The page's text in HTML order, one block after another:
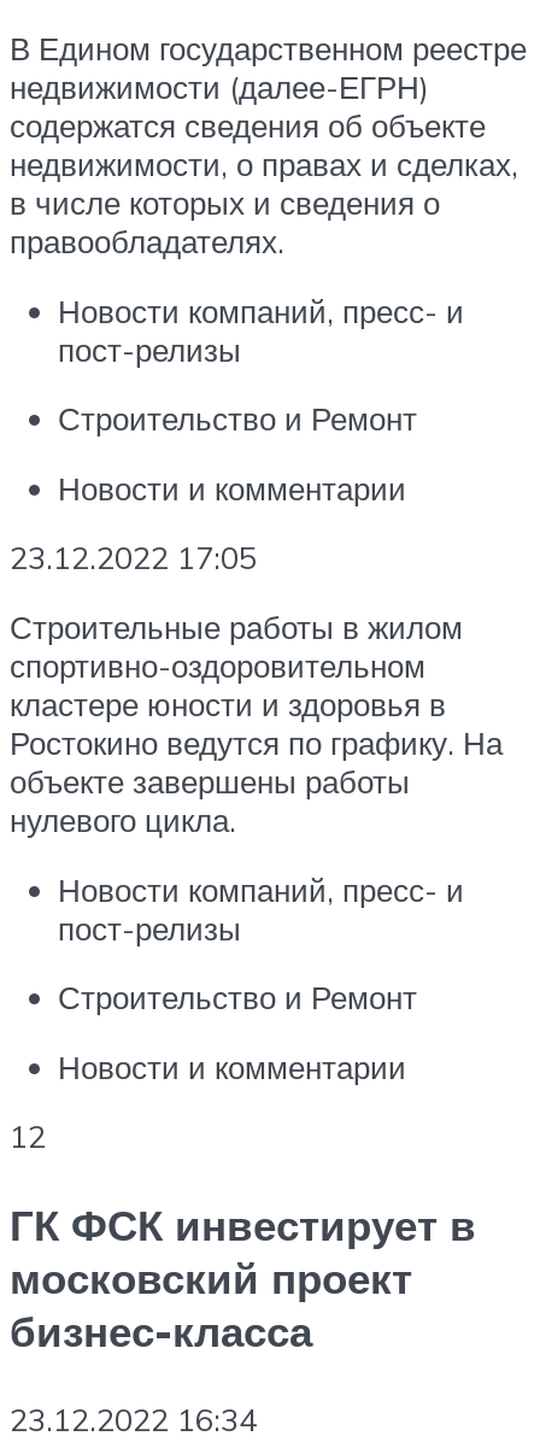
В Едином государственном реестре
недвижимости (далее-ЕГРН)
содержатся сведения об объекте
недвижимости, о правах и сделках,
в числе которых и сведения о
правообладателях.
Новости компаний, пресс- и
пост-релизы
Строительство и Ремонт
Новости и комментарии
23.12.2022 17:05
Строительные работы в жилом
спортивно-оздоровительном
кластере юности и здоровья в
Ростокино ведутся по графику. На
объекте завершены работы
нулевого цикла.
Новости компаний, пресс- и
пост-релизы
Строительство и Ремонт
Новости и комментарии
12
ГК ФСК инвестирует в
московский проект
бизнес-класса
23.12.2022 16:34